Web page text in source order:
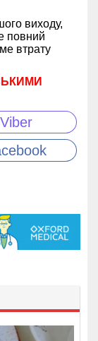
виходу,
повний
втрату
Viber